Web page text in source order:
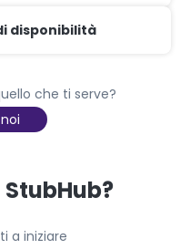
disponibilità
che ti serve?
a iniziare